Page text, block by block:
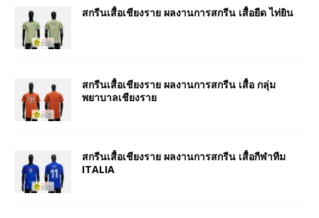
สกรีนเสื้อเชียงราย ผลงานการสกรีน เสื้อยืด ไท่ยิน
สกรีนเสื้อเชียงราย ผลงานการสกรีน เสื้อ กลุ่ม
พยาบาลเชียงราย
สกรีนเสื้อเชียงราย ผลงานการสกรีน เสื้อกีฬาทีม
ITALIA